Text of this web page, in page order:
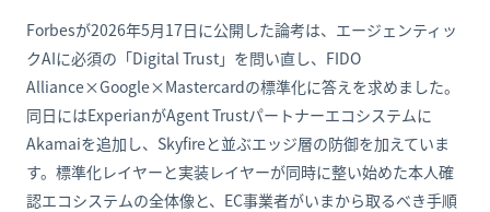
Forbesが2026年5月17日に公開した論考は、エージェンティッ
クAIに必須の「Digital Trust」を問い直し、FIDO
Alliance×Google×Mastercardの標準化に答えを求めました。
同日にはExperianがAgent Trustパートナーエコシステムに
Akamaiを追加し、Skyfireと並ぶエッジ層の防御を加えていま
す。標準化レイヤーと実装レイヤーが同時に整い始めた本人確
認エコシステムの全体像と、EC事業者がいまから取るべき手順